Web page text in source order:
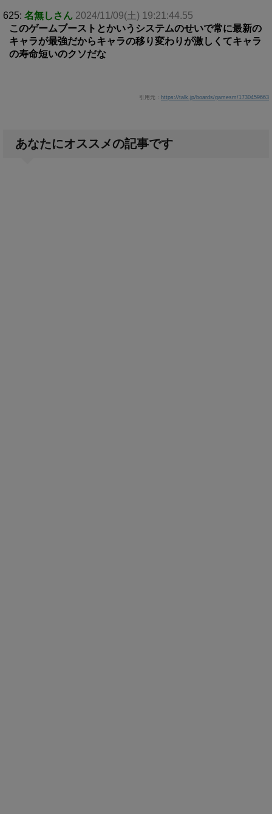
625: 名無しさん 2024/11/09(土) 19:21:44.55
このゲームブーストとかいうシステムのせいで常に最新の
キャラが最強だからキャラの移り変わりが激しくてキャラ
の寿命短いのクソだな
引用元： https://talk.jp/boards/gamesm/1730459663
あなたにオススメの記事です